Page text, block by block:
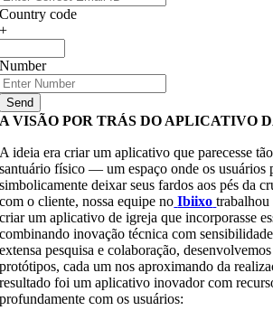
Country code
+
Number
Send
A VISÃO POR TRÁS DO APLICATIVO
A ideia era criar um aplicativo que parecesse
santuário físico — um espaço onde os usuários
simbolicamente deixar seus fardos aos pés da
com o cliente, nossa equipe no Ibiixo trabalhou
criar um aplicativo de igreja que incorporasse
combinando inovação técnica com
extensa pesquisa e colaboração,
protótipos, cada um nos aproximando da
resultado foi um aplicativo inovador com
profundamente com os usuários: